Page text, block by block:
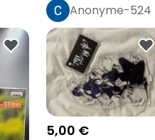
Anonyme-524
5,00 €